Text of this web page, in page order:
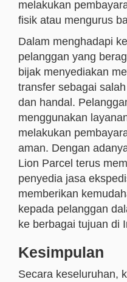
melakukan
fisik atau mengurus
Dalam menghadapi
pelanggan yang
bijak menyediakan
transfer sebagai
dan handal.
menggunakan
melakukan
aman. Dengan
Lion Parcel terus
penyedia jasa
memberikan
kepada pelanggan
ke berbagai tujuan di
Kesimpulan
Secara keseluruhan,